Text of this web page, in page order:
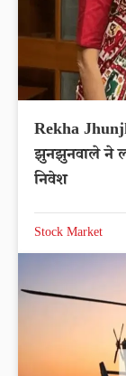
Rekha
झुनझुनवाले ने
निवेश
Stock Market